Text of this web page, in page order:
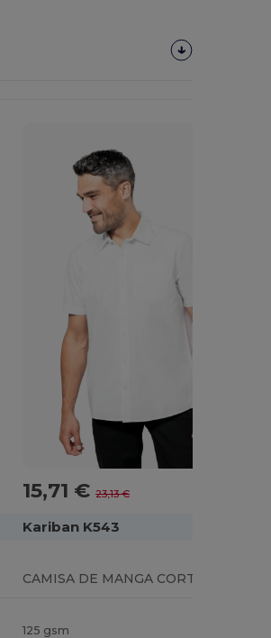
15,71 €23,13 €
Kariban K543
CAMISA DE MANGA CORTA
125 gsm